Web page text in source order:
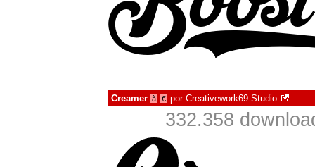
Creamer à € por Creativework69 Studio
332.358